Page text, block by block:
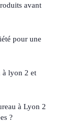
avant
pour une
à lyon 2 et
à Lyon 2
?